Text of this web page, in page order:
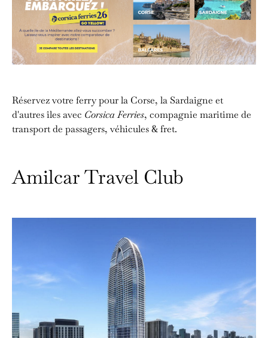
Réservez votre ferry pour la Corse, la Sardaigne et
d'autres îles avec Corsica Ferries, compagnie maritime de
transport de passagers, véhicules & fret.
Amilcar Travel Club